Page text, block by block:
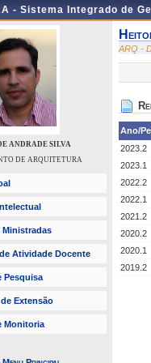
- Sistema Integrado de
ANDRADE SILVA
DE ARQUITETURA
Atividade Docente
Pesquisa
Extensão
Monitoria
ARQ -
Ano/
2023.2
2023.1
2022.2
2022.1
2021.2
2020.2
2020.1
2019.2